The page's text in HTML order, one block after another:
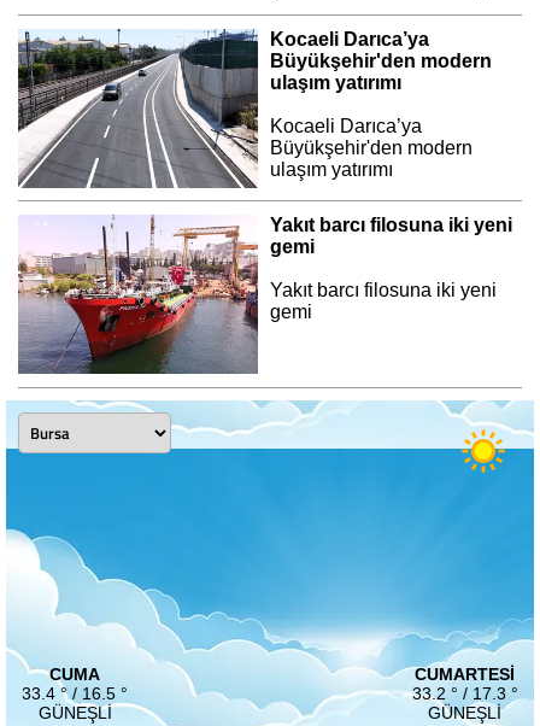
Kocaeli Darıca’ya
Büyükşehir'den modern
ulaşım yatırımı
Kocaeli Darıca’ya
Büyükşehir'den modern
ulaşım yatırımı
Yakıt barcı filosuna iki yeni
gemi
Yakıt barcı filosuna iki yeni
gemi
CUMA
33.4 ° / 16.5 °
GÜNEŞLI
CUMARTESI
33.2 ° / 17.3 °
GÜNEŞLI